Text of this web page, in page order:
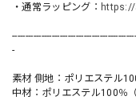
・通常ラッピング：
-
素材 側地：ポリエステル
中材：ポリエステル100％